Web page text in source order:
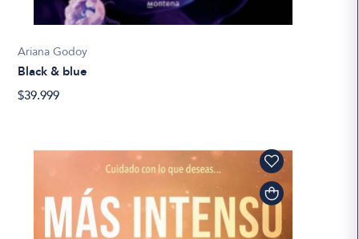
Ariana Godoy
Black & blue
$39.999